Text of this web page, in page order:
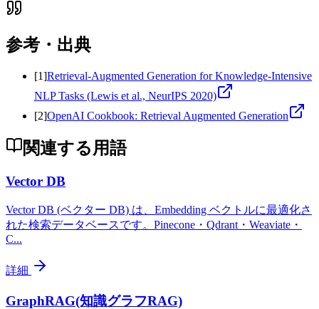
参考・出典
[1]Retrieval-Augmented Generation for Knowledge-Intensive
NLP Tasks (Lewis et al., NeurIPS 2020)
[2]OpenAI Cookbook: Retrieval Augmented Generation
関連する用語
Vector DB
Vector DB (ベクター DB) は、Embedding ベクトルに最適化さ
れた検索データベースです。Pinecone・Qdrant・Weaviate・
C...
詳細
GraphRAG(知識グラフRAG)